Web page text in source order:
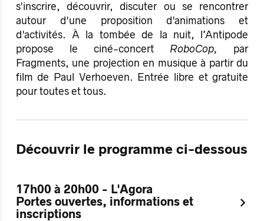
s'inscrire, découvrir, discuter ou se rencontrer
autour d'une proposition d'animations et
d'activités. À la tombée de la nuit, l’Antipode
propose le ciné-concert RoboCop,
par
Fragments, une projection en musique à partir du
film de Paul Verhoeven. Entrée libre et gratuite
pour toutes et tous.
Découvrir le programme ci-dessous
17h00 à 20h00 - L'Agora
Portes ouvertes, informations et
inscriptions